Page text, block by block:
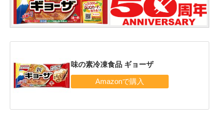
味の素冷凍食品 ギョーザ